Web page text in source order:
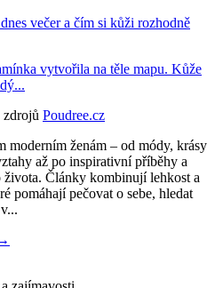
večer a čím si kůži rozhodně
vytvořila na těle mapu. Kůže
zdrojů Poudree.cz
moderním ženám – od módy, krásy
až po inspirativní příběhy a
Články kombinují lehkost a
pomáhají pečovat o sebe, hledat